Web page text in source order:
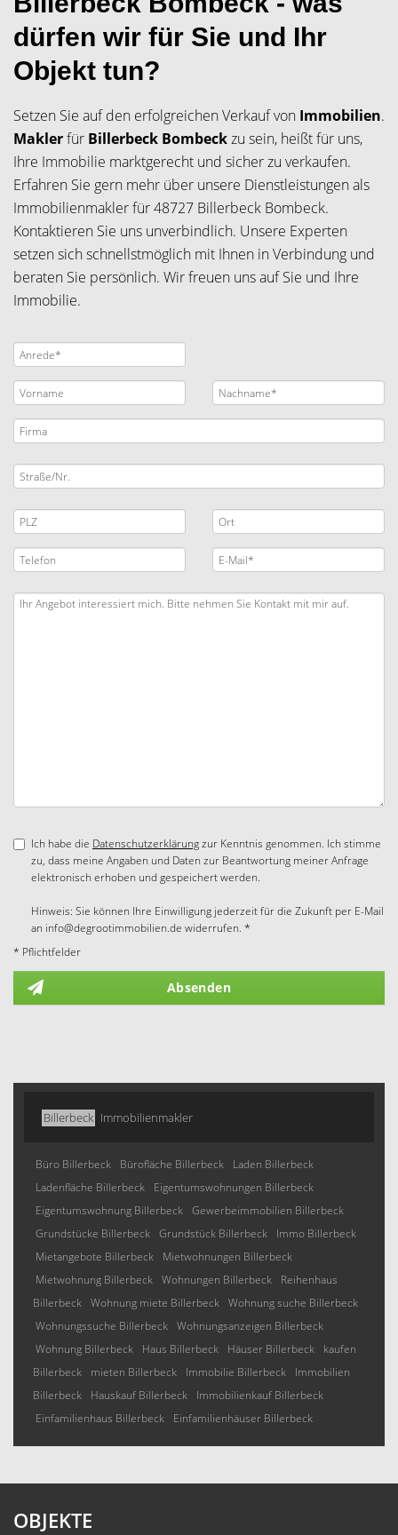
dürfen wir für Sie und Ihr
Objekt tun?
Setzen Sie auf den erfolgreichen Verkauf von Immobilien.
Maklerfür Billerbeck Bombeckzu sein, heißt für uns,
Ihre Immobilie marktgerecht und sicher zu verkaufen.
Erfahren Sie gern mehr über unsere Dienstleistungen als
Immobilienmakler für 48727 Billerbeck Bombeck.
Kontaktieren Sie uns unverbindlich. Unsere Experten
setzen sich schnellstmöglich mit Ihnen in Verbindung und
beraten Sie persönlich. Wir freuen uns auf Sie und Ihre
Immobilie.
Ich habe die Datenschutzerklärungzur Kenntnis genommen. Ich stimme
zu, dass meine Angaben und Daten zur Beantwortung meiner Anfrage
elektronisch erhoben und gespeichert werden.
Hinweis: Sie können Ihre Einwilligung jederzeit für die Zukunft per E-Mail
an info@degrootimmobilien.de widerrufen. *
* Pflichtfelder
Absenden
Billerbeck Immobilienmakler
Büro Billerbeck Bürofläche Billerbeck
Laden Billerbeck
Ladenfläche Billerbeck
Eigentumswohnungen Billerbeck
Eigentumswohnung Billerbeck Gewerbeimmobilien Billerbeck
Grundstücke Billerbeck Grundstück Billerbeck
Immo Billerbeck
Mietangebote Billerbeck
Mietwohnungen Billerbeck
Mietwohnung Billerbeck Wohnungen Billerbeck
Reihenhaus
Billerbeck Wohnung miete Billerbeck Wohnung suche Billerbeck
Wohnungssuche Billerbeck Wohnungsanzeigen Billerbeck
Wohnung Billerbeck
Haus Billerbeck Häuser Billerbeck
kaufen
Billerbeck
mieten Billerbeck Immobilie Billerbeck
Immobilien
Billerbeck
Hauskauf Billerbeck
Immobilienkauf Billerbeck
Einfamilienhaus Billerbeck
Einfamilienhäuser Billerbeck
OBJEKTE